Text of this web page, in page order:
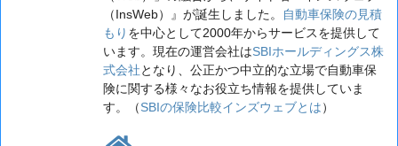
（InsWeb）』が誕生しました。
自動車保険の見積
もり を中心として2000年からサービスを提供して
います。現在の運営会社はSBIホールディングス株
式会社となり、公正かつ中立的な立場で自動車保
険に関する様々なお役立ち情報を提供していま
す。（SBIの保険比較インズウェブとは）